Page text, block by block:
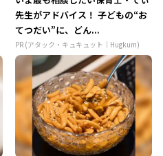
先生がアドバイス！ 子どもの“お
てつだい”に、どん...
PR (アタック・キュキュット｜Hugkum)